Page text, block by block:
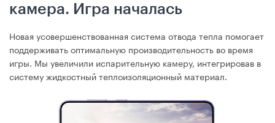
камера. Игра началась
Новая усовершенствованная система отвода тепла помогает
поддерживать оптимальную производительность во время
игры. Мы увеличили испарительную камеру, интегрировав в
систему жидкостный теплоизоляционный материал.